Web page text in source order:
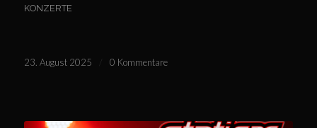
KONZERTE
23. August 2025 0 Kommentare